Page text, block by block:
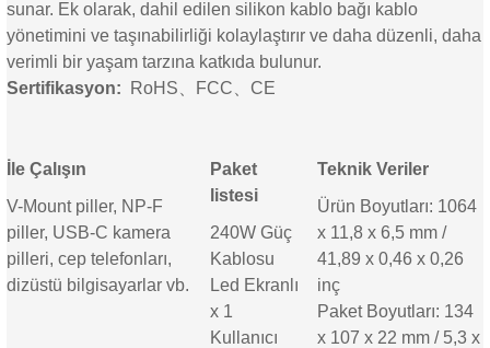
sunar. Ek olarak, dahil edilen silikon kablo bağı kablo
yönetimini ve taşınabilirliği kolaylaştırır ve daha düzenli, daha
verimli bir yaşam tarzına katkıda bulunur.
Sertifikasyon: RoHS、FCC、CE
İle Çalışın
V-Mount piller, NP-F
piller, USB-C kamera
pilleri, cep telefonları,
dizüstü bilgisayarlar vb.
Paket
listesi
240W Güç
Kablosu
Led Ekranlı
x 1
Kullanıcı
Teknik Veriler
Ürün Boyutları: 1064
x 11,8 x 6,5 mm /
41,89 x 0,46 x 0,26
inç
Paket Boyutları: 134
x 107 x 22 mm / 5,3 x